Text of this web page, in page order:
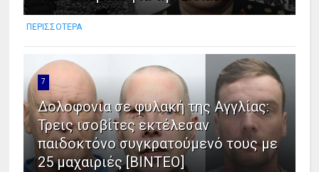
ΠΕΡΙΣΣΟΤΕΡΑ
7
Δολοφονια σε φυλακή της Αγγλίας:
Τρεις ισοβίτες εκτέλεσαν
παιδοκτόνο συγκρατούμενό τους με
25 μαχαιριές [ΒΙΝΤΕΟ]